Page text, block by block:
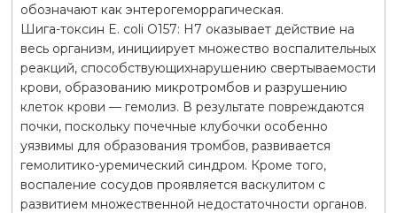
обозначают как энтерогеморрагическая.
Шига-токсин E. coli O157: H7 оказывает действие на
весь организм, инициирует множество воспалительных
реакций, способствующихнарушению свертываемости
крови, образованию микротромбов и разрушению
клеток крови — гемолиз. В результате повреждаются
почки, поскольку почечные клубочки особенно
уязвимы для образования тромбов, развивается
гемолитико-уремический синдром. Кроме того,
воспаление сосудов проявляется васкулитом с
развитием множественной недостаточности органов.